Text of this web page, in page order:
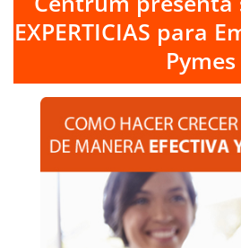
EXPERTICIAS para
Pymes